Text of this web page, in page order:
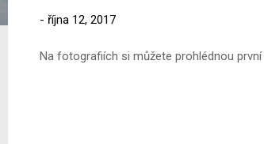
- října 12, 2017
Na fotografiích si můžete prohlédnou